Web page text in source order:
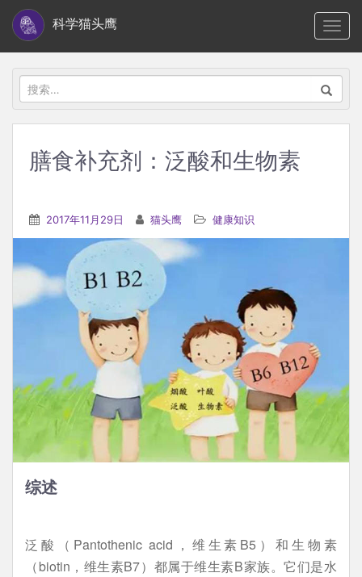
i
科学猫头鹰
搜
索：
膳食补充剂：泛酸和生物素
2017年11月29日 猫头鹰 健康知识
综述
泛酸（Pantothenic acid，维生素B5）和生物素
（biotin，维生素B7）都属于维生素B家族。它们是水